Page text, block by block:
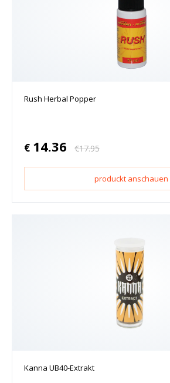
Rush Herbal Popper
€ 14.36 €17.95
produckt anschauen
Kanna UB40-Extrakt